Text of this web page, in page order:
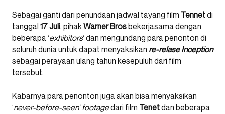
Sebagai ganti dari penundaan jadwal tayang film Tennetdi
tanggal 17Juli, pihakWarner Brosbekerjasama dengan
beberapa ‘exhibitors‘ dan mengundang para penonton di
seluruh dunia untuk dapat menyaksikan re-relase Inception
sebagai perayaan ulang tahun kesepuluh dari film
tersebut.
Kabarnya para penonton juga akan bisa menyaksikan
‘never-before-seen’ footagedari film Tenetdan beberapa